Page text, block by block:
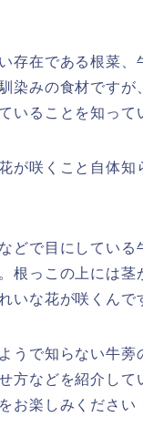
存在である根菜、
染みの食材ですが
いることを知って
が咲くこと自体知
どで目にしている
根っこの上には茎
いな花が咲くんで
うで知らない牛蒡
方などを紹介して
お楽しみください